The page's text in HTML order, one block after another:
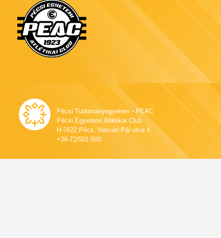
Pécsi Tudományegyetem - PEAC
Pécsi Egyetemi Atlétikai Club
H-7622 Pécs, Vasvári Pál utca 4.
+36-72/501-500